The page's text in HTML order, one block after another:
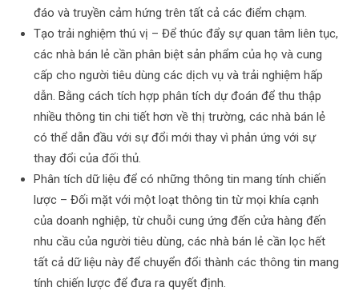
đáo và truyền cảm hứng trên tất cả các điểm chạm.
Tạo trải nghiệm thú vị – Để thúc đẩy sự quan tâm liên tục,
các nhà bán lẻ cần phân biệt sản phẩm của họ và cung
cấp cho người tiêu dùng các dịch vụ và trải nghiệm hấp
dẫn. Bằng cách tích hợp phân tích dự đoán để thu thập
nhiều thông tin chi tiết hơn về thị trường, các nhà bán lẻ
có thể dẫn đầu với sự đổi mới thay vì phản ứng với sự
thay đổi của đối thủ.
Phân tích dữ liệu để có những thông tin mang tính chiến
lược – Đối mặt với một loạt thông tin từ mọi khía cạnh
của doanh nghiệp, từ chuỗi cung ứng đến cửa hàng đến
nhu cầu của người tiêu dùng, các nhà bán lẻ cần lọc hết
tất cả dữ liệu này để chuyển đổi thành các thông tin mang
tính chiến lược để đưa ra quyết định.